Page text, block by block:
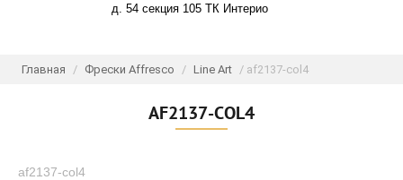
д. 54 секция 105 ТК Интерио
Главная / Фрески Affresco / Line Art / af2137-col4
AF2137-COL4
af2137-col4